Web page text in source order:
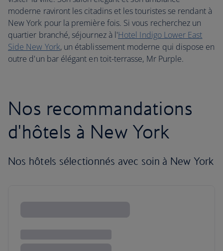
moderne raviront les citadins et les touristes se rendant à
New York pour la première fois. Si vous recherchez un
quartier branché, séjournez à l'Hotel Indigo Lower East
Side New York, un établissement moderne qui dispose en
outre d'un bar élégant en toit-terrasse, Mr Purple.
Nos recommandations
d'hôtels à New York
Nos hôtels sélectionnés avec soin à New York